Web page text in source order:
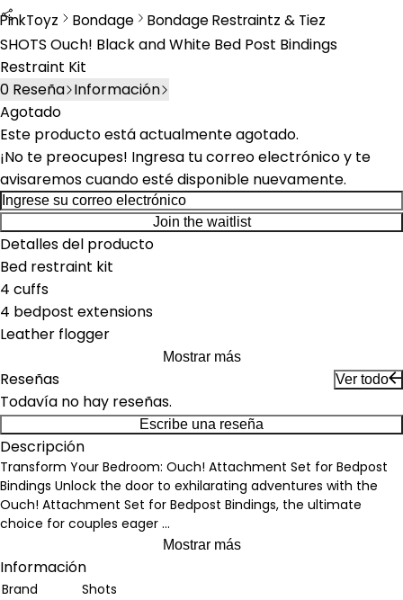
PinkToyz Bondage
Bondage
Bondage Restraintz & Tiez
Bondage Restraints & Ties
SHOTS Ouch! Black and White Bed Post Bindings
Restraint Kit
0 Reseña Información
Agotado
Este producto está actualmente agotado.
¡No te preocupes! Ingresa tu correo electrónico y te
avisaremos cuando esté disponible nuevamente.
Join the waitlist
Detalles del producto
Bed restraint kit
4 cuffs
4 bedpost extensions
Leather flogger
Mostrar más
Reseñas Ver todo
Todavía no hay reseñas.
Escribe una reseña
Descripción
Transform Your Bedroom: Ouch! Attachment Set for Bedpost
Bindings Unlock the door to exhilarating adventures with the
Ouch! Attachment Set for Bedpost Bindings, the ultimate
choice for couples eager ...
Mostrar más
Información
Brand
Shots